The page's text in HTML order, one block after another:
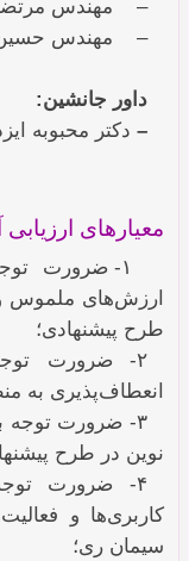
– مهندس
– مهندس حسین
داور جانشین:
– دکتر محبوبه
معیارهای ارزیابی
۱- ضرورت
ارزش‌های ملموس و
طرح پیشنهادی؛
۲- ضرورت
انعطاف‌پذیری به
۳- ضرورت توجه
نوین در طرح
۴- ضرورت
کاربری‌ها و
سیمان ری؛